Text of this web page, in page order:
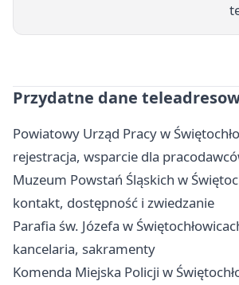
Przydatne dane
Powiatowy Urząd Pracy w
rejestracja, wsparcie dla
Muzeum Powstań Śląskich w
kontakt, dostępność i zwiedzanie
Parafia św. Józefa w
kancelaria, sakramenty
Komenda Miejska Policji w